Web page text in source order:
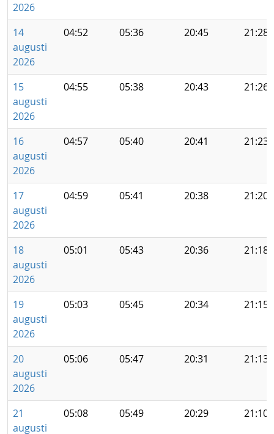
2026
14
augusti
2026
04:52 05:36 20:45 21:28
15
augusti
2026
04:55 05:38 20:43 21:26
16
augusti
2026
04:57 05:40 20:41 21:23
17
augusti
2026
04:59 05:41 20:38 21:20
18
augusti
2026
05:01 05:43 20:36 21:18
19
augusti
2026
05:03 05:45 20:34 21:15
20
augusti
2026
05:06 05:47 20:31 21:13
21
augusti
05:08 05:49 20:29 21:10